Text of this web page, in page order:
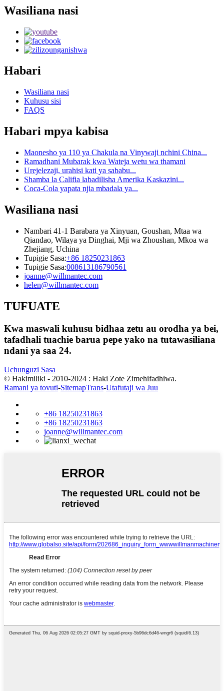
Wasiliana nasi
Habari
Wasiliana nasi
Kuhusu sisi
FAQS
Habari mpya kabisa
Maonesho ya 110 ya Chakula na Vinywaji nchini China...
Ramadhani Mubarak kwa Wateja wetu wa thamani
Urejelezaji, urahisi kati ya sababu...
Shamba la Califia labadilisha Amerika Kaskazini...
Coca-Cola yapata njia mbadala ya...
Wasiliana nasi
Nambari 41-1 Barabara ya Xinyuan, Goushan, Mtaa wa
Qiandao, Wilaya ya Dinghai, Mji wa Zhoushan, Mkoa wa
Zhejiang, Uchina
Tupigie Sasa:+86 18250231863
Tupigie Sasa:008613186790561
joanne@willmantec.com
helen@willmantec.com
TUFUATE
Kwa maswali kuhusu bidhaa zetu au orodha ya bei,
tafadhali tuachie barua pepe yako na tutawasiliana
ndani ya saa 24.
Uchunguzi Sasa
© Hakimiliki - 2010-2024 : Haki Zote Zimehifadhiwa.
Ramani ya tovuti-SitemapTrans-Utafutaji wa Juu
+86 18250231863
+86 18250231863
joanne@willmantec.com